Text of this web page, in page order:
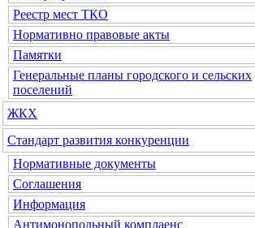
Реестр мест ТКО
Нормативно правовые акты
Памятки
Генеральные планы городского и сельских
поселений
ЖКХ
Стандарт развития конкуренции
Нормативные документы
Соглашения
Информация
Антимонопольный комплаенс